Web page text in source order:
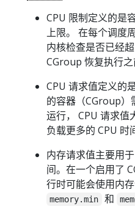
CPU 限制定义的是
上限。 在每个调度
内核检查是否已经
CGroup 恢复执行之
CPU 请求值定义的
的容器（CGroup）
运行， CPU 请求值
负载更多的 CPU 时
内存请求值主要用
间。在一个启用了
行时可能会使用内
memory.min 和